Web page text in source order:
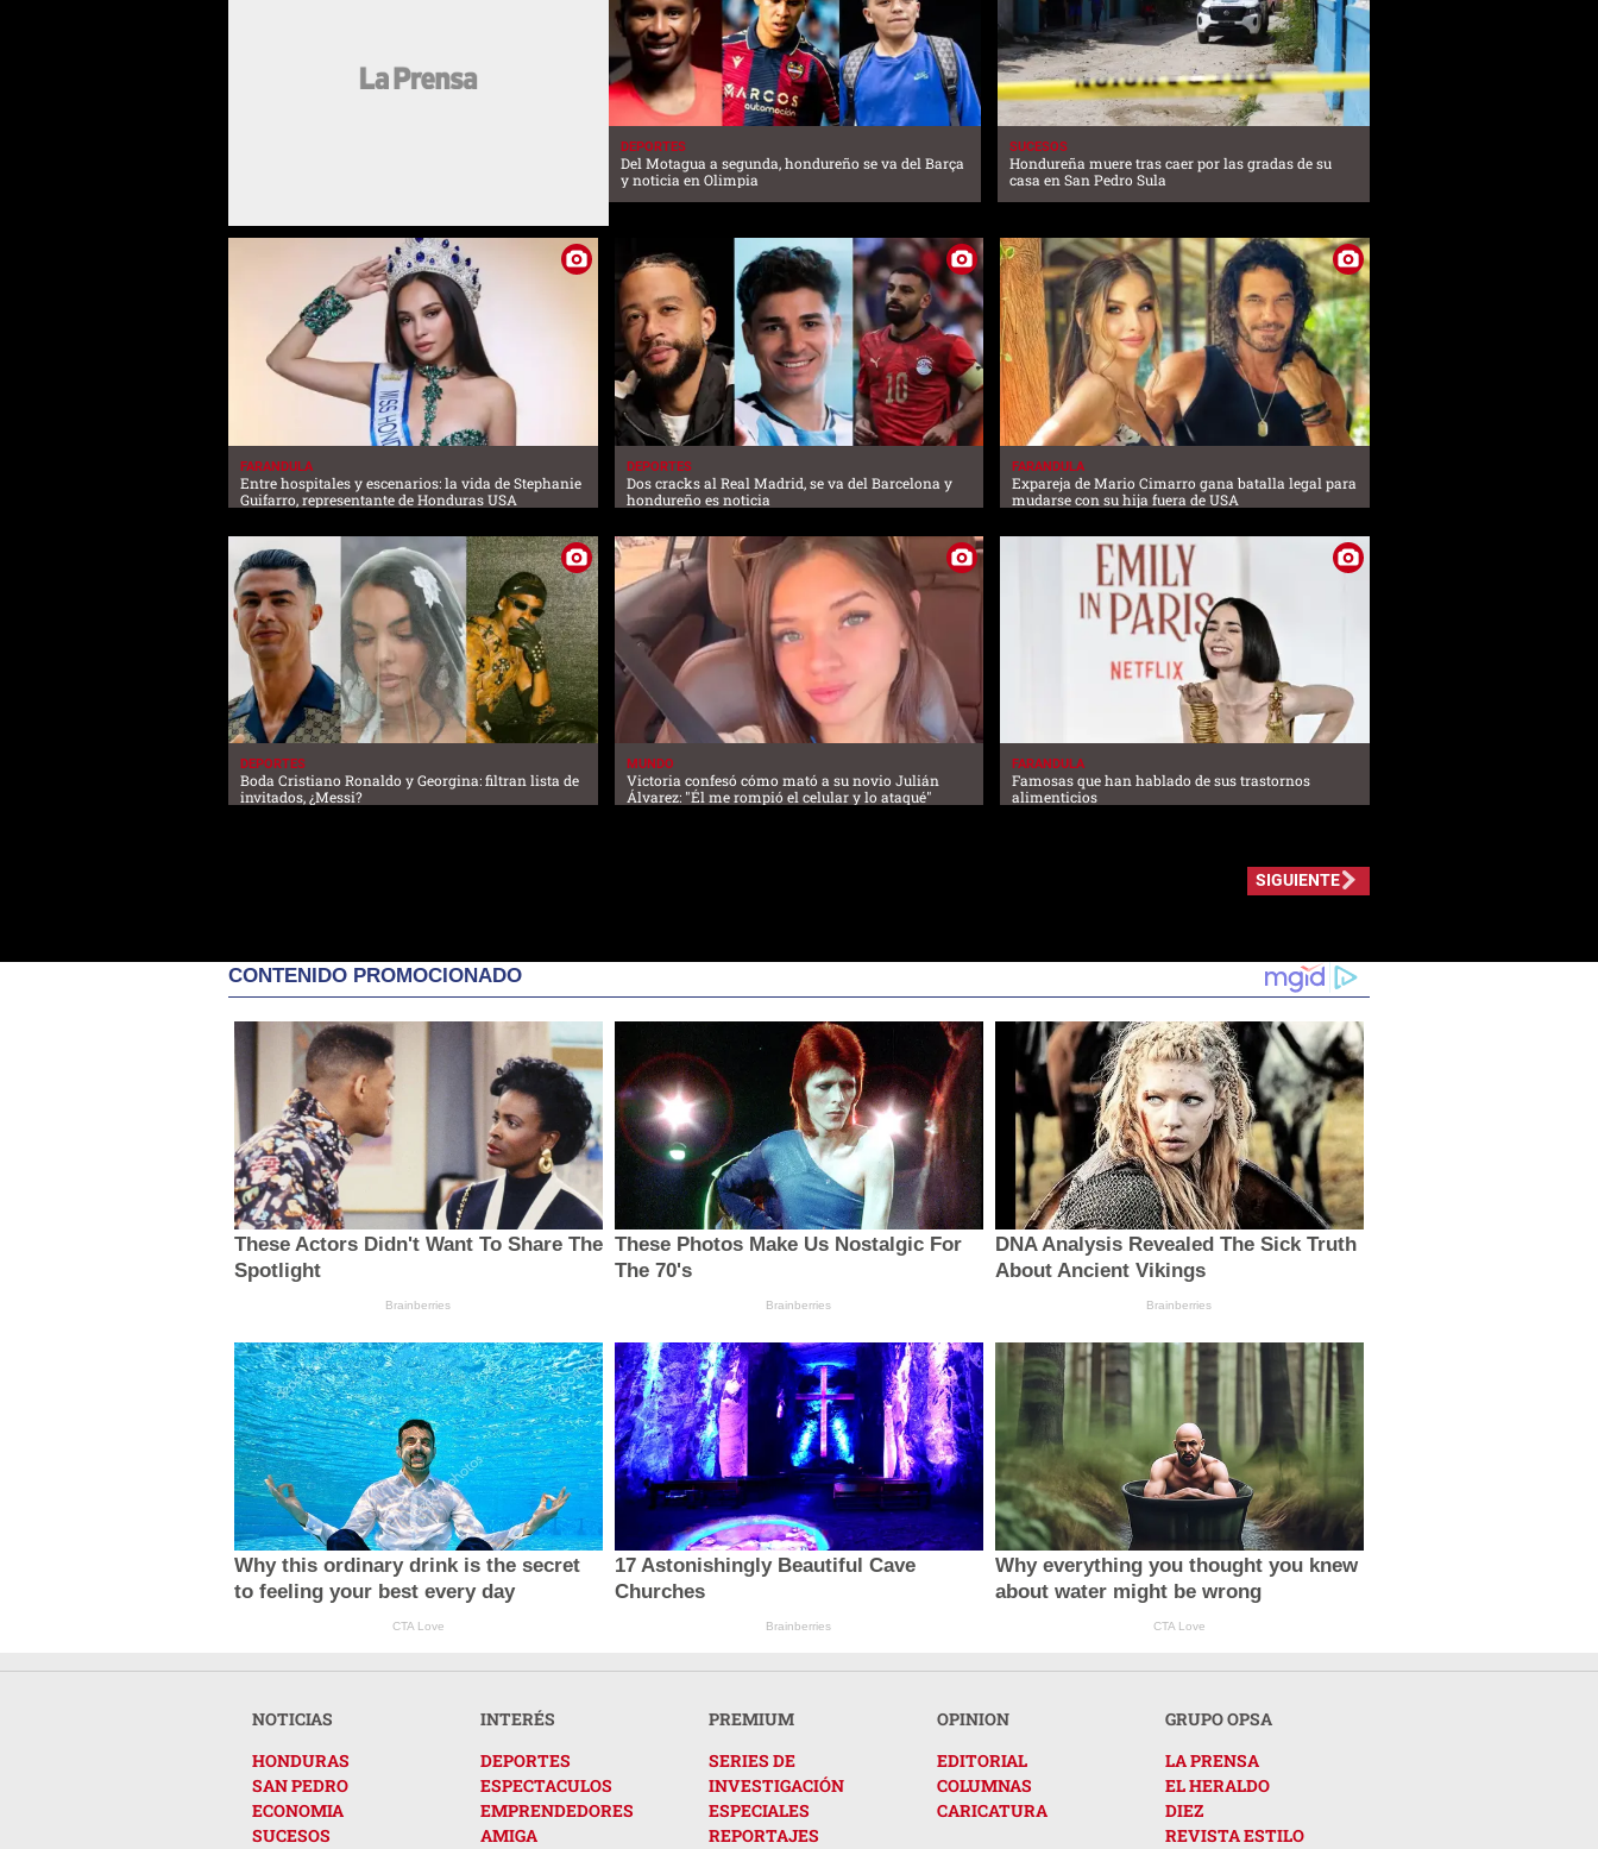
DEPORTES
Del Motagua a segunda, hondureño se va del Barça
y noticia en Olimpia
SUCESOS
Hondureña muere tras caer por las gradas de su
casa en San Pedro Sula
FARANDULA
Entre hospitales y escenarios: la vida de Stephanie
Guifarro, representante de Honduras USA
DEPORTES
Dos cracks al Real Madrid, se va del Barcelona y
hondureño es noticia
FARANDULA
Expareja de Mario Cimarro gana batalla legal para
mudarse con su hija fuera de USA
DEPORTES
Boda Cristiano Ronaldo y Georgina: filtran lista de
invitados, ¿Messi?
MUNDO
Victoria confesó cómo mató a su novio Julián
Álvarez: "Él me rompió el celular y lo ataqué"
FARANDULA
Famosas que han hablado de sus trastornos
alimenticios
SIGUIENTE
CONTENIDO PROMOCIONADO
These Actors Didn't Want To Share The
Spotlight
Brainberries
These Photos Make Us Nostalgic For
The 70's
Brainberries
DNA Analysis Revealed The Sick Truth
About Ancient Vikings
Brainberries
Why this ordinary drink is the secret
to feeling your best every day
CTA Love
17 Astonishingly Beautiful Cave
Churches
Brainberries
Why everything you thought you knew
about water might be wrong
CTA Love
NOTICIAS
HONDURAS
SAN PEDRO
ECONOMIA
SUCESOS
INTERÉS
DEPORTES
ESPECTACULOS
EMPRENDEDORES
AMIGA
PREMIUM
SERIES DE
INVESTIGACIÓN
ESPECIALES
REPORTAJES
OPINION
EDITORIAL
COLUMNAS
CARICATURA
GRUPO OPSA
LA PRENSA
EL HERALDO
DIEZ
REVISTA ESTILO